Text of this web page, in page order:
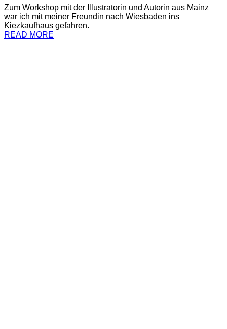
Zum Workshop mit der Illustratorin und Autorin aus Mainz
war ich mit meiner Freundin nach Wiesbaden ins
Kiezkaufhaus gefahren.
READ MORE